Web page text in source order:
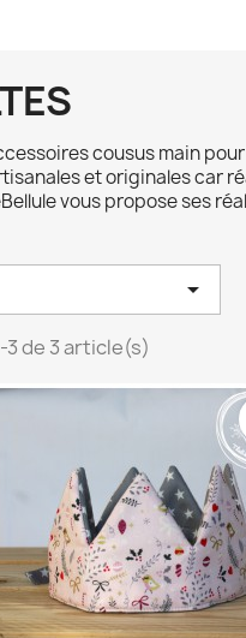
cousus main
et originales car
vous propose ses

3 de 3 article(s)